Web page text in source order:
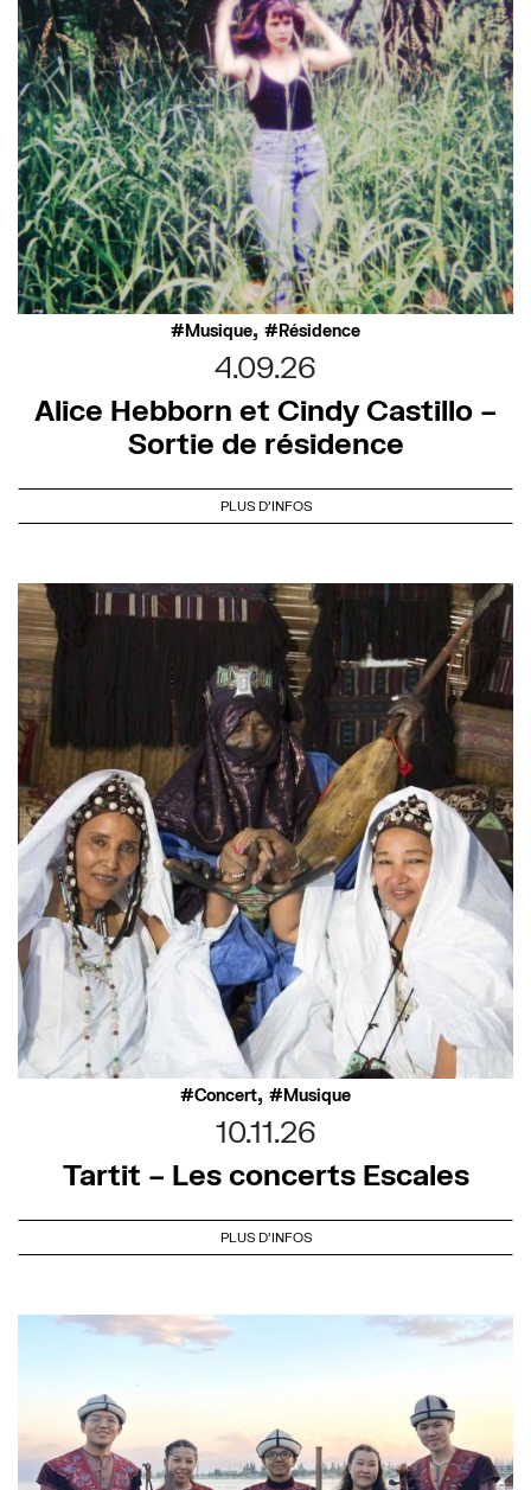
Musique, Résidence
4.09.26
Alice Hebborn et Cindy Castillo –
Sortie de résidence
PLUS D'INFOS
Concert, Musique
10.11.26
Tartit – Les concerts Escales
PLUS D'INFOS